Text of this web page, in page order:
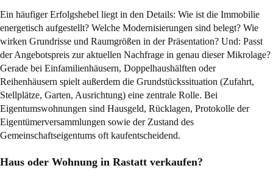
Ein häufiger Erfolgshebel liegt in den Details: Wie ist die Immobilie
energetisch aufgestellt? Welche Modernisierungen sind belegt? Wie
wirken Grundrisse und Raumgrößen in der Präsentation? Und: Passt
der Angebotspreis zur aktuellen Nachfrage in genau dieser Mikrolage?
Gerade bei Einfamilienhäusern, Doppelhaushälften oder
Reihenhäusern spielt außerdem die Grundstückssituation (Zufahrt,
Stellplätze, Garten, Ausrichtung) eine zentrale Rolle. Bei
Eigentumswohnungen sind Hausgeld, Rücklagen, Protokolle der
Eigentümerversammlungen sowie der Zustand des
Gemeinschaftseigentums oft kaufentscheidend.
Haus oder Wohnung in Rastatt verkaufen?